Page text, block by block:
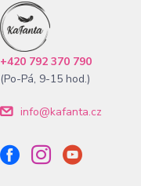
+420 792 370 790
(Po-Pá, 9-15 hod.)
info@kafanta.cz